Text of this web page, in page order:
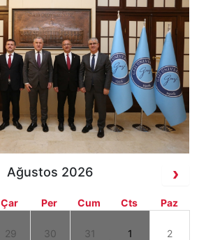
Ağustos 2026
Çar Per Cum Cts Paz
29 30 31 1 2